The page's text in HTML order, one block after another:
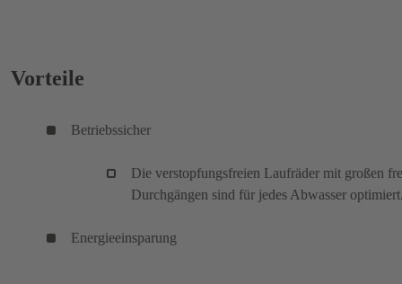
Vorteile
Betriebssicher
Die verstopfungsfreien Laufräder mit großen
Durchgängen sind für jedes Abwasser
Energieeinsparung